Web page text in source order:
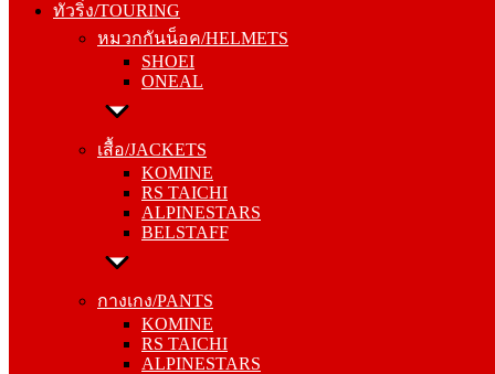
ทัวริ่ง/TOURING
หมวกกันน็อค/HELMETS
SHOEI
ONEAL
เสื้อ/JACKETS
KOMINE
RS TAICHI
ALPINESTARS
BELSTAFF
กางเกง/PANTS
KOMINE
RS TAICHI
ALPINESTARS
SHOEI
ONEAL
เสื้อ/JACKETS
RS TAICHI
ALPINESTARS
BELSTAFF
กางเกง/PANTS
RS TAICHI
ALPINESTARS